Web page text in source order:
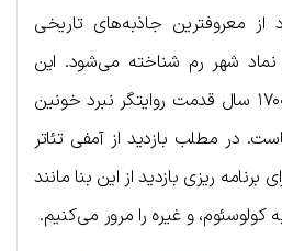
از معروفترین جاذبه‌های تاریخی
نماد شهر رم شناخته می‌شود. این
بنای باستانی با بیش از ۱۷۰۰ سال قدمت روایتگر نبرد خونین
در مطلب بازدید از آمفی تئاتر
ریزی بازدید از این بنا مانند
کولوسئوم، و غیره را مرور می‌کنیم.